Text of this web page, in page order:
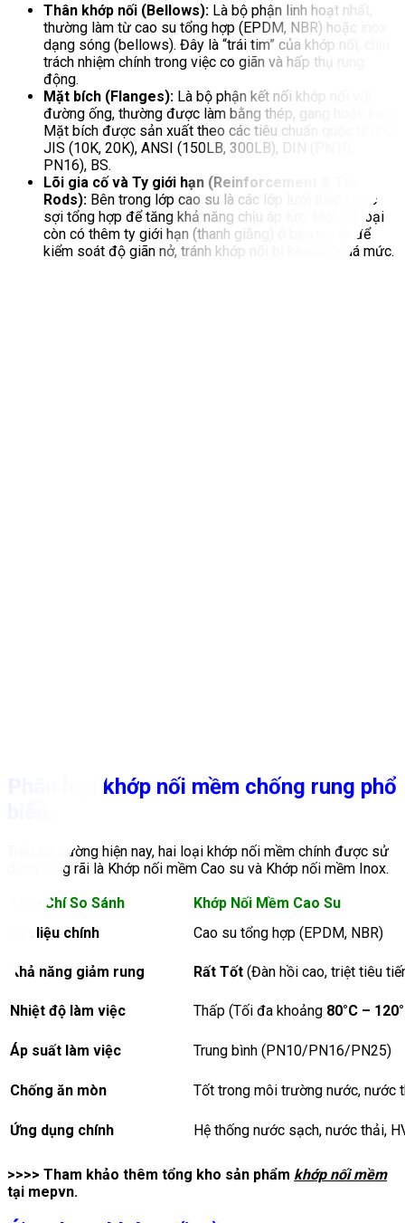
Thân khớp nối (Bellows): Là bộ phận linh hoạt nhất,
thường làm từ cao su tổng hợp (EPDM, NBR) hoặc inox
dạng sóng (bellows). Đây là “trái tim” của khớp nối, chịu
trách nhiệm chính trong việc co giãn và hấp thụ rung
động.
Mặt bích (Flanges): Là bộ phận kết nối khớp nối với
đường ống, thường được làm bằng thép, gang hoặc inox.
Mặt bích được sản xuất theo các tiêu chuẩn quốc tế như:
JIS (10K, 20K), ANSI (150LB, 300LB), DIN (PN10,
PN16), BS.
Lõi gia cố và Ty giới hạn (Reinforcement & Tie
Rods): Bên trong lớp cao su là các lớp lưới thép hoặc
sợi tổng hợp để tăng khả năng chịu áp lực. Một số loại
còn có thêm ty giới hạn (thanh giằng) ở bên ngoài để
kiểm soát độ giãn nở, tránh khớp nối bị kéo dài quá mức.
Phân loại khớp nối mềm chống rung phổ
Trên thị trường hiện nay, hai loại khớp nối mềm chính được sử
dụng rộng rãi là Khớp nối mềm Cao su và Khớp nối mềm Inox.
Tiêu Chí So Sánh
Khớp Nối Mềm Cao Su
Vật liệu chính
Cao su tổng hợp (EPDM, NBR)
Khả năng giảm rung Rất Tốt (Đàn hồi cao, triệt tiêu
Nhiệt độ làm việc Thấp (Tối đa khoảng 80°C –
Áp suất làm việc Trung bình (PN10/PN16/PN25)
Chống ăn mòn Tốt trong môi trường nước, nước
Ứng dụng chính Hệ thống nước sạch, nước thải,
>>>> Tham khảo thêm tổng kho sản phẩm khớp nối mềm
tại mepvn.